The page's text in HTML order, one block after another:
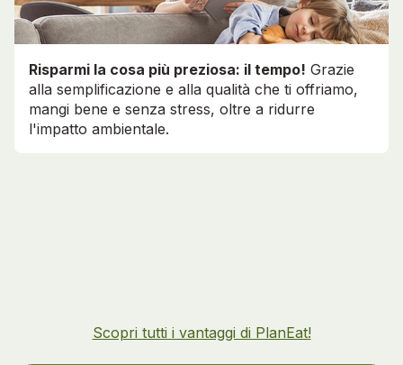
Risparmi la cosa più preziosa: il tempo! Grazie
alla semplificazione e alla qualità che ti offriamo,
mangi bene e senza stress, oltre a ridurre
l'impatto ambientale.
Scopri tutti i vantaggi di PlanEat!